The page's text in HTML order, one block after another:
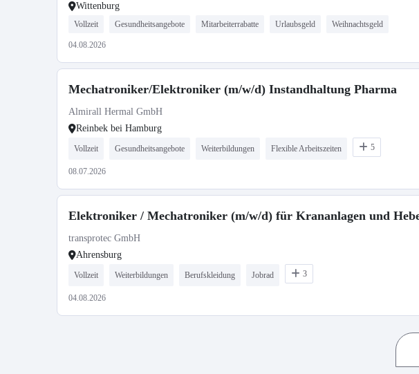
Wittenburg
Vollzeit Gesundheitsangebote Mitarbeiterrabatte Urlaubsgeld Weihnachtsgeld
04.08.2026
Mechatroniker/Elektroniker (m/w/d) Instandhaltung Pharma
Almirall Hermal GmbH
Reinbek bei Hamburg
Vollzeit Gesundheitsangebote Weiterbildungen Flexible Arbeitszeiten 5
08.07.2026
Elektroniker / Mechatroniker (m/w/d) für Krananlagen und
transprotec GmbH
Ahrensburg
Vollzeit Weiterbildungen Berufskleidung Jobrad 3
04.08.2026